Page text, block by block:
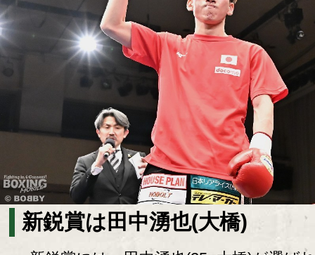
新鋭賞は田中湧也(大橋)